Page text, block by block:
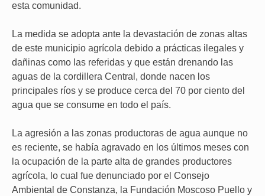
esta comunidad.
La medida se adopta ante la devastación de zonas altas
de este municipio agrícola debido a prácticas ilegales y
dañinas como las referidas y que están drenando las
aguas de la cordillera Central, donde nacen los
principales ríos y se produce cerca del 70 por ciento del
agua que se consume en todo el país.
La agresión a las zonas productoras de agua aunque no
es reciente, se había agravado en los últimos meses con
la ocupación de la parte alta de grandes productores
agrícola, lo cual fue denunciado por el Consejo
Ambiental de Constanza, la Fundación Moscoso Puello y